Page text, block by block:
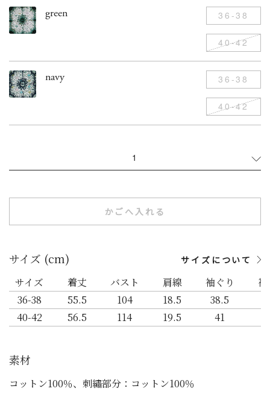
green 36-38
40-42
navy 36-38
40-42
1
かごへ入れる
サイズ (cm) サイズについて
サイズ 着丈 バスト 肩線 袖ぐり
裾
36-38
55.5 104 18.5 38.5
40-42
56.5 114 19.5 41
素材
コットン100％、刺繡部分：コットン100％